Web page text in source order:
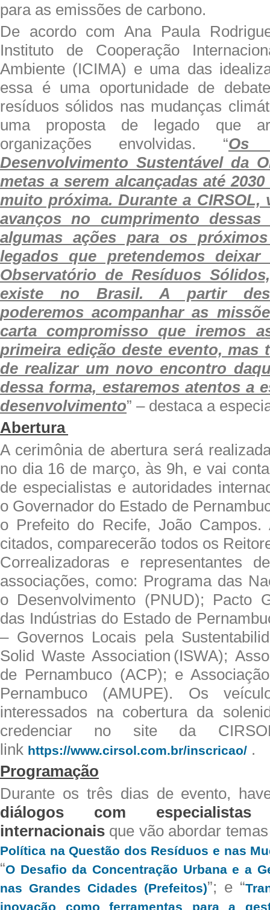
para as emissões de carbono.
De acordo com Ana Paula
Instituto de Cooperação
Ambiente (ICIMA) e uma das
essa é uma oportunidade de
resíduos sólidos nas mudanças
uma proposta de legado que
organizações envolvidas. “Os
Desenvolvimento Sustentável da
metas a serem alcançadas até
muito próxima. Durante a CIRSOL,
avanços no cumprimento
algumas ações para os
legados que pretendemos
Observatório de Resíduos
existe no Brasil. A partir
poderemos acompanhar as
carta compromisso que iremos
primeira edição deste evento, mas
de realizar um novo encontro
dessa forma, estaremos atentos a
desenvolvimento” – destaca a
Abertura
A cerimônia de abertura será
no dia 16 de março, às 9h, e vai
de especialistas e autoridades
o Governador do Estado de
o Prefeito do Recife, João Campos.
citados, comparecerão todos os
Correalizadoras e representantes
associações, como: Programa das
o Desenvolvimento (PNUD); Pacto
das Indústrias do Estado de
– Governos Locais pela
Solid Waste Association (ISWA);
de Pernambuco (ACP); e
Pernambuco (AMUPE). Os
interessados na cobertura da
credenciar no site da
link https://www.cirsol.com.br/inscricao/ .
Programação
Durante os três dias de evento,
diálogos com
internacionais que vão abordar
Política na Questão dos Resíduos e nas
“O Desafio da Concentração Urbana e a
nas Grandes Cidades (Prefeitos)”; e “
inovação como ferramentas para a